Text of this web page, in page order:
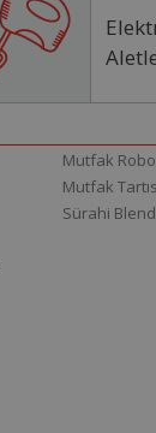
Mutfak
Mutfak
Sürahi